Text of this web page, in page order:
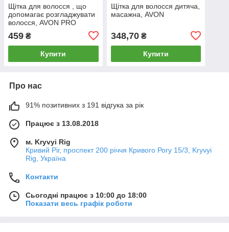
Щітка для волосся , що
допомагає розгладжувати
волосся, AVON PRO
ADULTS
459 ₴
Купити
Щітка для волосся дитяча,
масажна, AVON
348,70₴
Купити
Про нас
91% позитивних з 191 відгука за рік
Працює з 13.08.2018
м. Kryvyi Rig
Кривий Ріг, проспект 200 річчя Кривого Рогу 15/3, Kryvyi
Rig, Україна
Контакти
Сьогодні працює з 10:00 до 18:00
Показати весь графік роботи